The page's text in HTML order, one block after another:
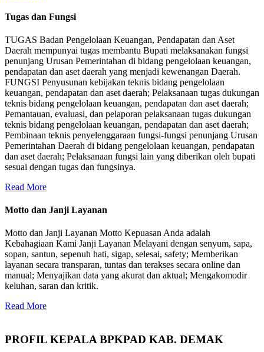
Tugas dan Fungsi
TUGAS Badan Pengelolaan Keuangan, Pendapatan dan Aset
Daerah mempunyai tugas membantu Bupati melaksanakan fungsi
penunjang Urusan Pemerintahan di bidang pengelolaan keuangan,
pendapatan dan aset daerah yang menjadi kewenangan Daerah.
FUNGSI Penyusunan kebijakan teknis bidang pengelolaan
keuangan, pendapatan dan aset daerah; Pelaksanaan tugas dukungan
teknis bidang pengelolaan keuangan, pendapatan dan aset daerah;
Pemantauan, evaluasi, dan pelaporan pelaksanaan tugas dukungan
teknis bidang pengelolaan keuangan, pendapatan dan aset daerah;
Pembinaan teknis penyelenggaraan fungsi-fungsi penunjang Urusan
Pemerintahan Daerah di bidang pengelolaan keuangan, pendapatan
dan aset daerah; Pelaksanaan fungsi lain yang diberikan oleh bupati
sesuai dengan tugas dan fungsinya.
Read More
Motto dan Janji Layanan
Motto dan Janji Layanan Motto Kepuasan Anda adalah
Kebahagiaan Kami Janji Layanan Melayani dengan senyum, sapa,
sopan, santun, sepenuh hati, sigap, selesai, safety; Memberikan
layanan secara transparan, tuntas dan terakses secara online dan
manual; Menyajikan data yang akurat dan aktual; Mengakomodir
keluhan, saran dan kritik.
Read More
PROFIL KEPALA BPKPAD KAB. DEMAK